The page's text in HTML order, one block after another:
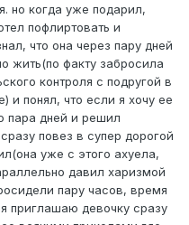
но когда уже подарил,
пофлиртовать и
что она через пару дней
жить(по факту забросила
контроля с подругой в
и понял, что если я хочу ее
пара дней и решил
повез в супер дорогой
уже с этого ахуела,
давил харизмой
пару часов, время
приглашаю девочку сразу